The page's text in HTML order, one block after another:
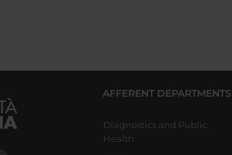
AFFERENT DEPARTMENTS
Diagnostics and Public
Health